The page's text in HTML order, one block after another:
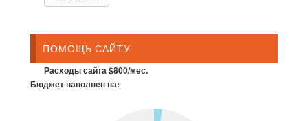
ПОМОЩЬ САЙТУ
Расходы сайта $800/мес.
Бюджет наполнен на: